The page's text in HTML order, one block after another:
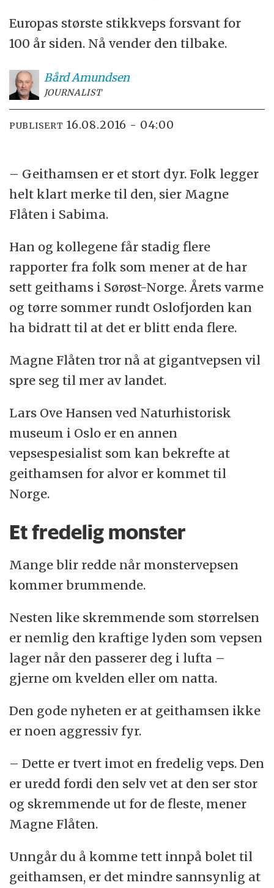
Europas største stikkveps forsvant for
100 år siden. Nå vender den tilbake.
BårdAmundsen
JOURNALIST
PUBLISERT 16.08.2016 - 04:00
– Geithamsen er et stort dyr. Folk legger
helt klart merke til den, sier Magne
Flåten i Sabima.
Han og kollegene får stadig flere
rapporter fra folk som mener at de har
sett geithams i Sørøst-Norge. Årets varme
og tørre sommer rundt Oslofjorden kan
ha bidratt til at det er blitt enda flere.
Magne Flåten tror nå at gigantvepsen vil
spre seg til mer av landet.
Lars Ove Hansen ved Naturhistorisk
museum i Oslo er en annen
vepsespesialist som kan bekrefte at
geithamsen for alvor er kommet til
Norge.
Et fredelig monster
Mange blir redde når monstervepsen
kommer brummende.
Nesten like skremmende som størrelsen
er nemlig den kraftige lyden som vepsen
lager når den passerer deg i lufta –
gjerne om kvelden eller om natta.
Den gode nyheten er at geithamsen ikke
er noen aggressiv fyr.
– Dette er tvert imot en fredelig veps. Den
er uredd fordi den selv vet at den ser stor
og skremmende ut for de fleste, mener
Magne Flåten.
Unngår du å komme tett innpå bolet til
geithamsen, er det mindre sannsynlig at